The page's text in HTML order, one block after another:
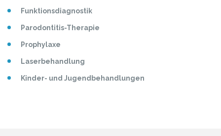
Funktionsdiagnostik
Parodontitis-Therapie
Prophylaxe
Laserbehandlung
Kinder- und Jugendbehandlungen